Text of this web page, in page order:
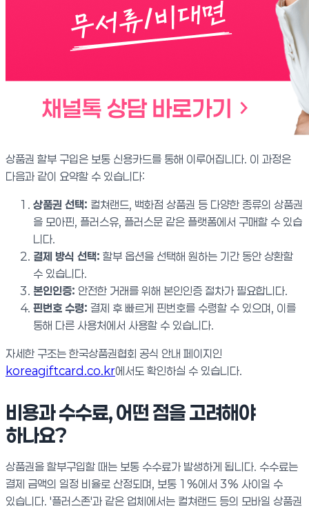
상품권 할부 구입은 보통 신용카드를 통해 이루어집니다. 이 과정은
다음과 같이 요약할 수 있습니다:
상품권 선택: 컬쳐랜드, 백화점 상품권 등 다양한 종류의 상품권
을 모아핀, 플러스유, 플러스문 같은 플랫폼에서 구매할 수 있습
니다.
결제 방식 선택: 할부 옵션을 선택해 원하는 기간 동안 상환할
수 있습니다.
본인인증: 안전한 거래를 위해 본인인증 절차가 필요합니다.
핀번호 수령: 결제 후 빠르게 핀번호를 수령할 수 있으며, 이를
통해 다른 사용처에서 사용할 수 있습니다.
자세한 구조는 한국상품권협회 공식 안내 페이지인
koreagiftcard.co.kr에서도 확인하실 수 있습니다.
비용과 수수료, 어떤 점을 고려해야
하나요?
상품권을 할부구입할 때는 보통 수수료가 발생하게 됩니다. 수수료는
결제 금액의 일정 비율로 산정되며, 보통 1%에서 3% 사이일 수
있습니다. '플러스존'과 같은 업체에서는 컬쳐랜드 등의 모바일 상품권